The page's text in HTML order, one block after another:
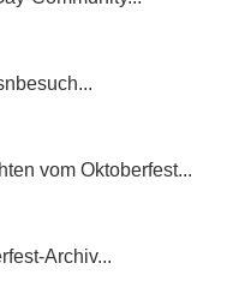
vom Oktoberfest...
Archiv...